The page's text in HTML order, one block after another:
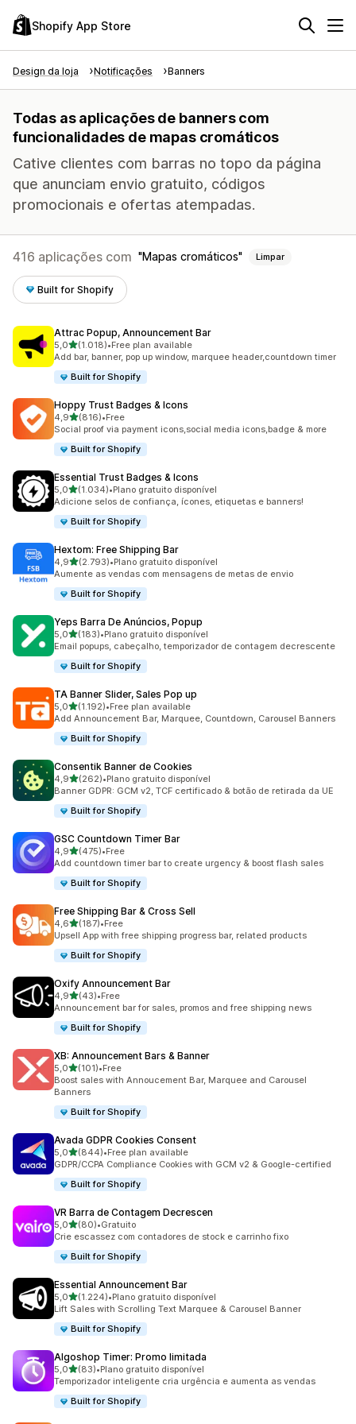
Shopify App Store
Design da loja Notificações Banners
Todas as aplicações de banners com
funcionalidades de mapas cromáticos
Cative clientes com barras no topo da página
que anunciam envio gratuito, códigos
promocionais e ofertas atempadas.
416 aplicações com Mapas cromáticos Limpar
Built for Shopify
Attrac Popup, Announcement Bar
5,0de 5 estrelas
(1.018)
1018 total de avaliações
•Free plan available
Add bar, banner, pop up window, marquee header,countdown timer
Built for Shopify
Hoppy Trust Badges & Icons
4,9de 5 estrelas
(816)
816 total de avaliações
•Free
Social proof via payment icons,social media icons,badge & more
Built for Shopify
Essential Trust Badges & Icons
5,0de 5 estrelas
(1.034)
1034 total de avaliações
•Plano gratuito disponível
Adicione selos de confiança, ícones, etiquetas e banners!
Built for Shopify
Hextom: Free Shipping Bar
4,9de 5 estrelas
(2.793)
2793 total de avaliações
•Plano gratuito disponível
Aumente as vendas com mensagens de metas de envio
Built for Shopify
Yeps Barra De Anúncios, Popup
5,0de 5 estrelas
(183)
183 total de avaliações
•Plano gratuito disponível
Email popups, cabeçalho, temporizador de contagem decrescente
Built for Shopify
TA Banner Slider, Sales Pop up
5,0de 5 estrelas
(1.192)
1192 total de avaliações
•Free plan available
Add Announcement Bar, Marquee, Countdown, Carousel Banners
Built for Shopify
Consentik Banner de Cookies
4,9de 5 estrelas
(262)
262 total de avaliações
•Plano gratuito disponível
Banner GDPR: GCM v2, TCF certificado & botão de retirada da UE
Built for Shopify
GSC Countdown Timer Bar
4,9de 5 estrelas
(475)
475 total de avaliações
•Free
Add countdown timer bar to create urgency & boost flash sales
Built for Shopify
Free Shipping Bar & Cross Sell
4,6de 5 estrelas
(187)
187 total de avaliações
•Free
Upsell App with free shipping progress bar, related products
Built for Shopify
Oxify Announcement Bar
4,9de 5 estrelas
(43)
43 total de avaliações
•Free
Announcement bar for sales, promos and free shipping news
Built for Shopify
XB: Announcement Bars & Banner
5,0de 5 estrelas
(101)
101 total de avaliações
•Free
Boost sales with Annoucement Bar, Marquee and Carousel
Banners
Built for Shopify
Avada GDPR Cookies Consent
5,0de 5 estrelas
(844)
844 total de avaliações
•Free plan available
GDPR/CCPA Compliance Cookies with GCM v2 & Google-certified
Built for Shopify
VR Barra de Contagem Decrescen
5,0de 5 estrelas
(80)
80 total de avaliações
•Gratuito
Crie escassez com contadores de stock e carrinho fixo
Built for Shopify
Essential Announcement Bar
5,0de 5 estrelas
(1.224)
1224 total de avaliações
•Plano gratuito disponível
Lift Sales with Scrolling Text Marquee & Carousel Banner
Built for Shopify
Algoshop Timer: Promo limitada
5,0de 5 estrelas
(83)
83 total de avaliações
•Plano gratuito disponível
Temporizador inteligente cria urgência e aumenta as vendas
Built for Shopify